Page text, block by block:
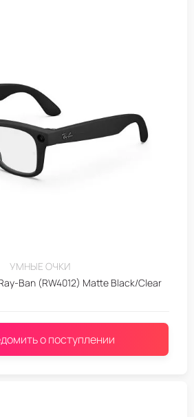
УМНЫЕ ОЧКИ
Ban (RW4012) Matte Black/Clear
о поступлении